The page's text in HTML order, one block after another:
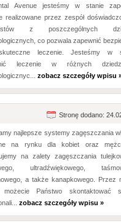
Avenue jesteśmy w stanie
realizowane przez zespół
z poszczególnych
co pozwala zapewnić
leczenie. Jesteśmy w
leczenie w różnych
zobacz szczegóły wpisu
Stronę dodano:
najlepsze systemy zagęszczania
na rynku dla kobiet oraz
na zalety zagęszczania
ultradźwiękowego,
a także kanapkowego. Przez
możecie Państwo skontaktować
zobacz szczegóły wpisu »